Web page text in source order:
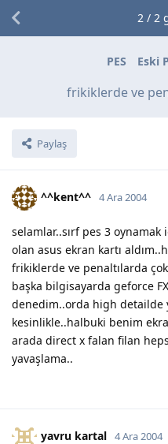
PES Eski
frikiklerde ve
Paylaş
2/ 2
^^kent^^ 4 Ara 2004
selamlar..sırf pes 3 oynamak
olan asus ekran kartı
frikiklerde ve penaltılarda
başka bilgisayarda geforce
denedim..orda high detailde
kesinlikle..halbuki benim
arada direct x falan filan
yavaşlama..
yavru kartal 4 Ara 2004